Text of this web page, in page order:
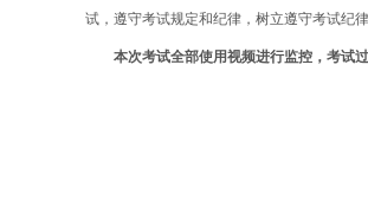
考试时
试，遵守考试规定和纪律，树立遵守考试纪
本次考试全部使用视频进行监控，考试
本次考试各考点将在每一场考试结束后公